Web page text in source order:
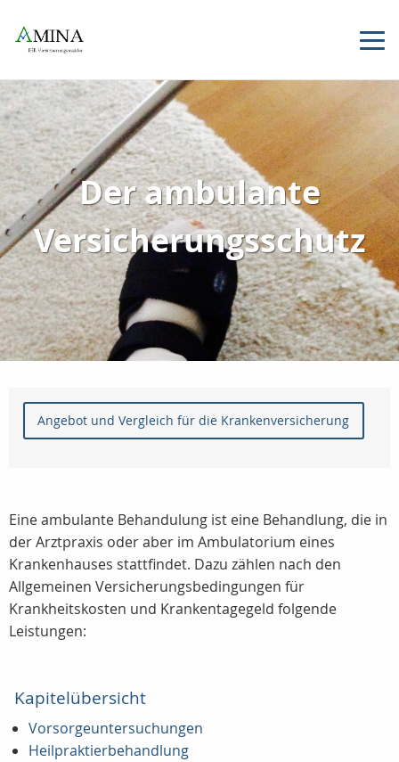
Der ambulante
Versicherungsschutz
Angebot und Vergleich für die Krankenversicherung
Eine ambulante Behandulung ist eine Behandlung, die in
der Arztpraxis oder aber im Ambulatorium eines
Krankenhauses stattfindet. Dazu zählen nach den
Allgemeinen Versicherungsbedingungen für
Krankheitskosten und Krankentagegeld folgende
Leistungen:
Kapitelübersicht
Vorsorgeuntersuchungen
Heilpraktierbehandlung